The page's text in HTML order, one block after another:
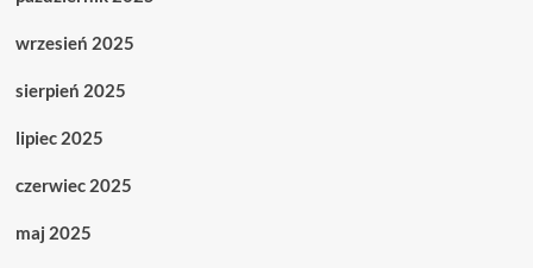
wrzesień 2025
sierpień 2025
lipiec 2025
czerwiec 2025
maj 2025